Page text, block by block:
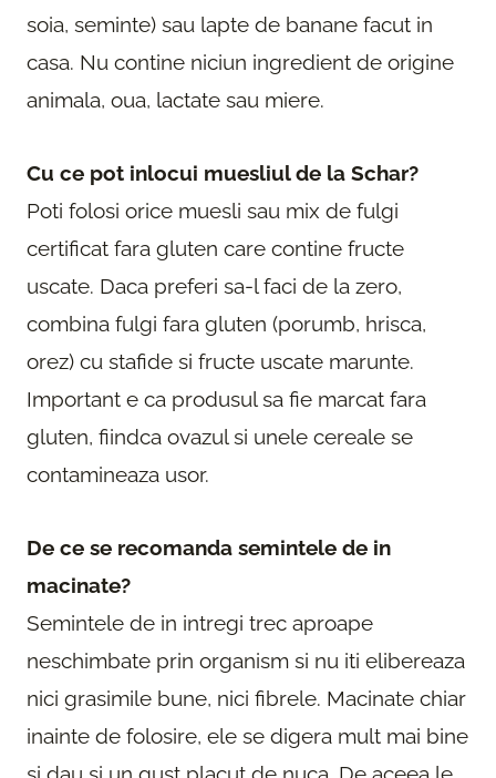
soia, seminte) sau lapte de banane facut in
casa. Nu contine niciun ingredient de origine
animala, oua, lactate sau miere.
Cu ce pot inlocui muesliul de la Schar?
Poti folosi orice muesli sau mix de fulgi
certificat fara gluten care contine fructe
uscate. Daca preferi sa-l faci de la zero,
combina fulgi fara gluten (porumb, hrisca,
orez) cu stafide si fructe uscate marunte.
Important e ca produsul sa fie marcat fara
gluten, fiindca ovazul si unele cereale se
contamineaza usor.
De ce se recomanda semintele de in
macinate?
Semintele de in intregi trec aproape
neschimbate prin organism si nu iti elibereaza
nici grasimile bune, nici fibrele. Macinate chiar
inainte de folosire, ele se digera mult mai bine